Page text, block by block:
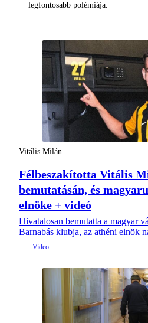
legfontosabb polémiája.
Vitális Milán
Félbeszakította Vitális
bemutatásán, és
elnöke + videó
Hivatalosan bemutatta a magyar
Barnabás klubja, az athéni elnök